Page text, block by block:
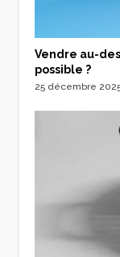
Vendre au-
possible ?
25 décembre